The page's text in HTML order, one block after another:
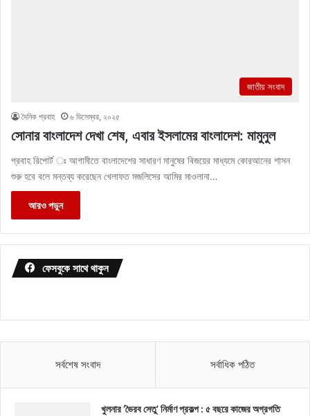
জাতীয় সংবাদ
দৈনিক প্রবাহ ৬ ডিসেম্বর, ২০২৫
সোনার বাংলাদেশ দেখা শেষ, এবার ইসলামের বাংলাদেশ: মামুনুল
প্রবাহ রিপোর্ট ঃ আগামীতে বাংলাদেশের সাধারণ মানুষের বিজয়ের মাধ্যমে কোরআনের শাসন
শুরু হবে বলে মন্তব্য করেছেন খেলাফত মজলিসের আমির মাওলানা…
আরও পড়ুন
ফেসবুকে সাথে থাকুন
সর্বশেষ সংবাদ সর্বাধিক পঠিত
খুলনার ‘ভৈরব সেতু’ নির্মাণ প্রকল্প : ৫ বছরে কাজের অগ্রগতি